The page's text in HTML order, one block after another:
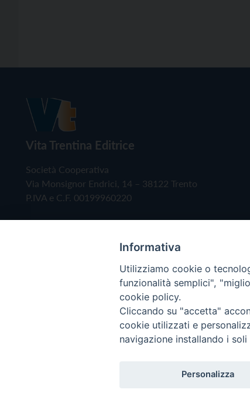
Vita Trentina Editrice
Società Cooperativa
Via Monsignor Endrici, 14 – 38122 Trento
P.IVA e C.F. 00199960220
Copyright © 2019 - Tutti i diritti riservati -
Informativa
Utilizziamo cookie o
funzionalità semplici",
cookie policy.
Cliccando su "accetta"
cookie utilizzati e
navigazione installando i
Personalizza